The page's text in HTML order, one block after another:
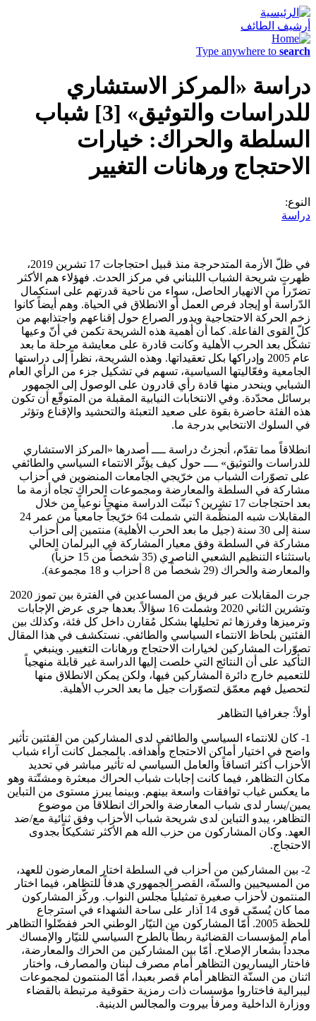
أرشيف الطائف
Type anywhere to search
دراسة «المركز الاستشاري
للدراسات والتوثيق» [3] شباب
السلطة والحراك: خيارات
الاحتجاج ورهانات التغيير
النوع:
دراسة
في ظلّ الأزمة المتدحرجة منذ قبيل احتجاجات 17 تشرين 2019،
ظهرت شريحة الشباب اللبناني في مركز الحدث. فهؤلاء هم الأكثر
تضرّراً من الانهيار الحاصل، سواء من ناحية قدرتهم على استكمال
الدّراسة أو إيجاد فرص العمل أو الانطلاق في الحياة. وهم أيضاً كانوا
زخم الحركة الاحتجاجية ويدور الصراع حول إقناعهم واجتذابهم من
كلّ القوى الفاعلة. كما أن أهمية هذه الشريحة تكمن في أنّ وعيها
تشكّل بعد الحرب الأهلية وكانت قادرة على معايشة مرحلة ما بعد
عام 2005 وإدراكها بكل تعقيداتها. وهذه الشريحة، نظراً إلى دراستها
الجامعية وفعّاليتها السياسية، تسهم في تشكيل جزء من الرأي العام
الشبابي وينحدر منها قادة رأي قادرون على الوصول إلى الجمهور
برسائل محدّدة. وفي الانتخابات النيابية المقبلة من المتوقّع أن تكون
هذه الفئة حاضرة بقوة على صعيد التعبئة والتحشيد والإقناع وتؤثر
في السلوك الانتخابي بدرجة ما.
انطلاقاً مما تقدّم، أنجزتُ دراسة ــــ أصدرها «المركز الاستشاري
للدراسات والتوثيق» ــــ حول كيف يؤثّر الانتماء السياسي والطائفي
على تصوّرات الشباب من خرّيجي الجامعات المنضوين في أحزاب
مشاركة في السلطة والمعارضة ومجموعات الحراك تجاه أزمة ما
بعد احتجاجات 17 تشرين؟ تبنّت الدراسة منهجاً نوعياً من خلال
المقابلات شبه المنظّمة التي شملت 64 خرّيجاً جامعياً من عمر 24
سنة إلى 30 سنة (جيل ما بعد الحرب الأهلية) منتمين إلى أحزاب
مشاركة في السلطة وفق معيار المشاركة في البرلمان الحالي
باستثناء التنظيم الشعبي الناصري (35 شخصاً من 15 حزباً)
والمعارضة والحراك (29 شخصاً من 8 أحزاب و 18 مجموعة).
جرت المقابلات عبر فريق من المساعدين في الفترة بين تموز 2020
وتشرين الثاني 2020 وشملت 16 سؤالاً. بعدها جرى عرض الإجابات
وترميزها وفرزها ثم تحليلها بشكل مُقارن داخل كل فئة، وكذلك بين
الفئتين بلحاظ الانتماء السياسي والطائفي. نستكشف في هذا المقال
تصوّرات المشاركين لخيارات الاحتجاج ورهانات التغيير. وينبغي
التأكيد على أن النتائج التي خلصت إليها الدراسة غير قابلة منهجياً
للتعميم خارج دائرة المشاركين فيها، ولكن يمكن الانطلاق منها
لتحصيل فهم معمّق لتصوّرات جيل ما بعد الحرب الأهلية.
أولاً: جغرافيا التظاهر
1- كان للانتماء السياسي والطائفي لدى المشاركين من الفئتين تأثير
واضح في اختيار أماكن الاحتجاج وأهدافه. بالمجمل كانت آراء شباب
الأحزاب أكثر اتساقاً والعامل السياسي له تأثير مباشر في تحديد
مكان التظاهر، فيما كانت إجابات شباب الحراك مبعثرة ومشتّتة وهو
ما يعكس غياب توافقات واسعة بينهم. وبينما يبرز مستوى من التباين
يمين/يسار لدى شباب المعارضة والحراك انطلاقاً من موضوع
التظاهر، يبدو التباين لدى شريحة شباب الأحزاب وفق ثنائية مع/ضد
العهد. وكان المشاركون من حزب الله هم الأكثر تشكيكاً بجدوى
الاحتجاج.
2- بين المشاركين من أحزاب في السلطة اختار المعارضون للعهد،
من المسيحيين والسنّة، القصر الجمهوري هدفاً للتظاهر، فيما اختار
المنتمون لأحزاب صغيرة تمثيلياً مجلس النواب. وركّز المشاركون
مما كان يُسمّى قوى 14 آذار على ساحة الشهداء في استرجاع
للحظة 2005. أمّا المشاركون من التيّار الوطني الحر ففضّلوا التظاهر
أمام المؤسسات القضائية ربطاً بالطرح السياسي للتيّار والإمساك
مجدداً بشعار الإصلاح. أمّا بين المشاركين من الحراك والمعارضة،
فاختار اليساريون التظاهر أمام مصرف لبنان والمصارف، واختار
اثنان من السنّة التظاهر أمام قصر بعبدا، أمّا المنتمون لمجموعات
ليبرالية فاختاروا مؤسسات ذات رمزية حقوقية مرتبطة بالقضاء
ووزارة الداخلية ومرفأ بيروت والمجالس الدينية.